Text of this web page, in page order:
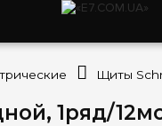
1ряд/
Щиты